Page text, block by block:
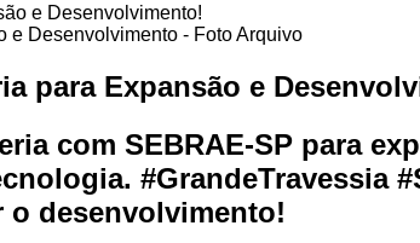
e Desenvolvimento - Foto Arquivo
para Expansão e
com SEBRAE-SP para
#GrandeTravessia
o desenvolvimento!